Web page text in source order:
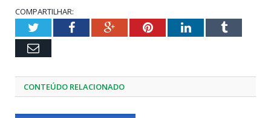
COMPARTILHAR:
TwitterFacebookGoogle+PinterestLinkedInTumblr
Email
CONTEÚDO RELACIONADO